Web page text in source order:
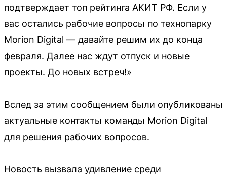
подтверждает топ рейтинга АКИТ РФ. Если у
вас остались рабочие вопросы по технопарку
Morion Digital — давайте решим их до конца
февраля. Далее нас ждут отпуск и новые
проекты. До новых встреч!»
Вслед за этим сообщением были опубликованы
актуальные контакты команды Morion Digital
для решения рабочих вопросов.
Новость вызвала удивление среди